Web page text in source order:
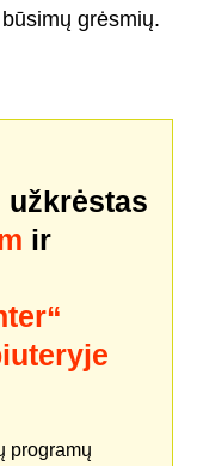
grėsmių.
ir
programų